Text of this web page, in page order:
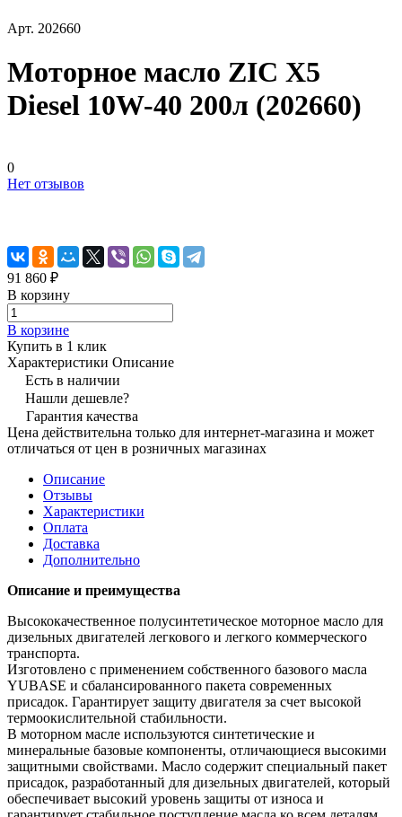
Арт. 202660
Моторное масло ZIC X5
Diesel 10W-40 200л (202660)
0
Нет отзывов
91 860 ₽
В корзину
В корзине
Купить в 1 клик
Характеристики Описание
Есть в наличии
Нашли дешевле?
Гарантия качества
Цена действительна только для интернет-магазина и может
отличаться от цен в розничных магазинах
Описание
Отзывы
Характеристики
Оплата
Доставка
Дополнительно
Описание и преимущества
Высококачественное полусинтетическое моторное масло для
дизельных двигателей легкового и легкого коммерческого
транспорта.
Изготовлено с применением собственного базового масла
YUBASE и сбалансированного пакета современных
присадок. Гарантирует защиту двигателя за счет высокой
термоокислительной стабильности.
В моторном масле используются синтетические и
минеральные базовые компоненты, отличающиеся высокими
защитными свойствами. Масло содержит специальный пакет
присадок, разработанный для дизельных двигателей, который
обеспечивает высокий уровень защиты от износа и